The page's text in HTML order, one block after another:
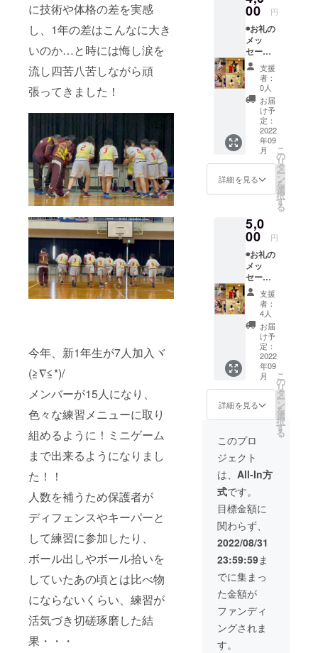
に技術や体格の差を実感
し、1年の差はこんなに大き
いのか…と時には悔し涙を
流し四苦八苦しながら頑
張ってきました！
今年、新1年生が7人加入ヾ
(≧∇≦*)/
メンバーが15人になり、
色々な練習メニューに取り
組めるように！ミニゲーム
まで出来るようになりまし
た！！
人数を補うため保護者が
ディフェンスやキーパーと
して練習に参加したり、
ボール出しやボール拾いを
していたあの頃とは比べ物
にならないくらい、練習が
活気づき切磋琢磨した結
果・・・
00 円
◉お礼の
メッ
セージ
動画
（試合
結果報
告）＋
オリジ
ナルハ
ンドタ
オル
（綿
100%）
試合結
果及
び、お
画メッ
セージ
をメー
ルでお
届けい
たしま
す。 ハ
ンドタ
オルは
後日、
発送し
ます。
支援
者：
0人
お届
け予
定：
2022
年09
月
詳細を見る
こ
の
リ
タ
ー
ン
を
選
択
す
る
5,0
00 円
◉お礼の
メッ
セージ
動画
（試合
結果報
告）＋
オリジ
ナル
チーム
Ｔシャ
ツ（ポ
リエス
テル
100%/
サイズ-
M・
Ｌ・L
L） 試
合結果
及び、
お礼の
動画
メッ
セージ
をメー
ルでお
届けい
たしま
す。 Ｔ
シャツ
は後
日、発
送しま
支援
者：
4人
お届
け予
定：
2022
年09
月
詳細を見る
こ
の
リ
タ
ー
ン
を
選
択
す
る
このプロ
ジェクト
は、 All-In方
式です。
目標金額に
関わらず、
2022/08/31
23:59:59ま
でに集まっ
た金額が
ファンディ
ングされま
す。